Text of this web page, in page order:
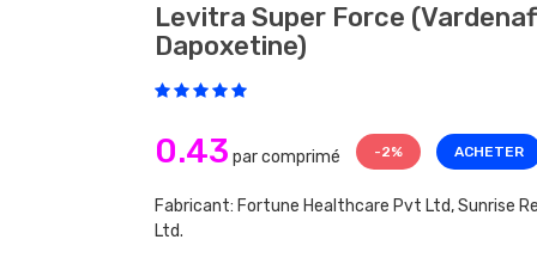
Levitra Super Force
Dapoxetine)
0.43 par comprimé -2% ACHETER
Fabricant: Fortune Healthcare Pvt Ltd, Sunrise
Ltd.